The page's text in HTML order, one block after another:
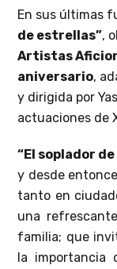
En sus últimas
de estrellas”,
Artistas
aniversario,
y dirigida por
actuaciones de
“El soplador
y desde
tanto en
una
familia; que
la importancia